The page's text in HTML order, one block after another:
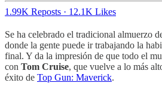
1.99K Reposts · 12.1K Likes
Se ha celebrado el tradicional almuerzo
donde la gente puede ir trabajando la
final. Y da la impresión de que todo el
con Tom Cruise, que vuelve a lo más
éxito de Top Gun: Maverick.